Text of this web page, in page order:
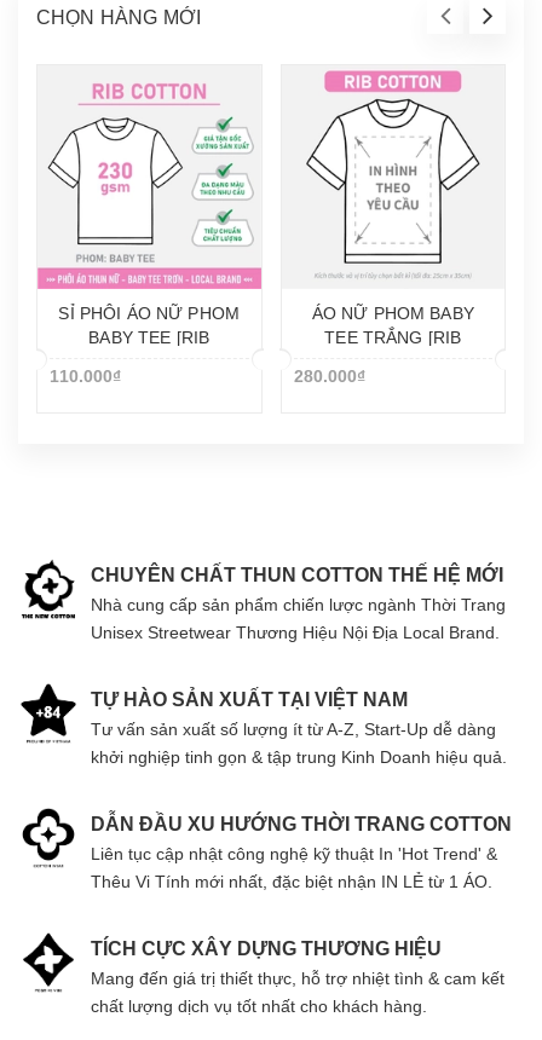
CHỌN HÀNG MỚI
SỈ PHÔI ÁO NỮ PHOM
BABY TEE [RIB
110.000₫
ÁO NỮ PHOM BABY
TEE TRẮNG [RIB
YÊU CẦU
280.000₫
CHUYÊN CHẤT THUN COTTON THẾ HỆ MỚI
Nhà cung cấp sản phẩm chiến lược ngành Thời Trang
Unisex Streetwear Thương Hiệu Nội Địa Local Brand.
TỰ HÀO SẢN XUẤT TẠI VIỆT NAM
Tư vấn sản xuất số lượng ít từ A-Z, Start-Up dễ dàng
khởi nghiệp tinh gọn & tập trung Kinh Doanh hiệu quả.
DẪN ĐẦU XU HƯỚNG THỜI TRANG COTTON
Liên tục cập nhật công nghệ kỹ thuật In 'Hot Trend' &
Thêu Vi Tính mới nhất, đặc biệt nhận IN LẺ từ 1 ÁO.
TÍCH CỰC XÂY DỰNG THƯƠNG HIỆU
Mang đến giá trị thiết thực, hỗ trợ nhiệt tình & cam kết
chất lượng dịch vụ tốt nhất cho khách hàng.